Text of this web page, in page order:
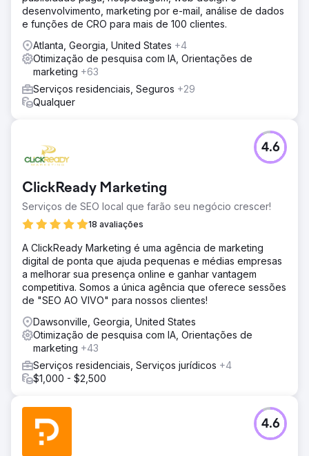
desenvolvimento, marketing por e-mail, análise de dados
e funções de CRO para mais de 100 clientes.
Atlanta, Georgia, United States +4
Otimização de pesquisa com IA, Orientações de
marketing +63
Serviços residenciais, Seguros +29
Qualquer
ClickReady Marketing
Serviços de SEO local que farão seu negócio crescer!
18 avaliações
4.6
A ClickReady Marketing é uma agência de marketing
digital de ponta que ajuda pequenas e médias empresas
a melhorar sua presença online e ganhar vantagem
competitiva. Somos a única agência que oferece sessões
de "SEO AO VIVO" para nossos clientes!
Dawsonville, Georgia, United States
Otimização de pesquisa com IA, Orientações de
marketing +43
Serviços residenciais, Serviços jurídicos +4
$1,000 - $2,500
4.6